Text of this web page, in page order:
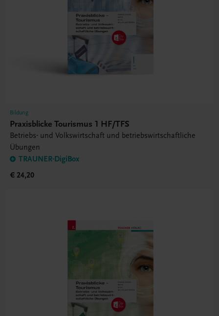
Bildung
Praxisblicke Tourismus 1 HF/TFS
Betriebs- und Volkswirtschaft und betriebswirtschaftliche
Übungen
TRAUNER-DigiBox
€ 24,20